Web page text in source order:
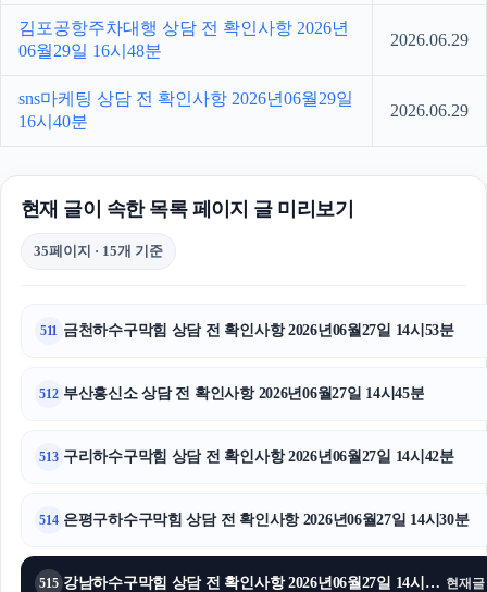
김포공항주차대행 상담 전 확인사항 2026년
06월29일 16시48분
2026.06.29
sns마케팅 상담 전 확인사항 2026년06월29일
16시40분
2026.06.29
현재 글이 속한 목록 페이지 글 미리보기
35페이지 · 15개 기준
511 금천하수구막힘 상담 전 확인사항 2026년06월27일 14시53분
512 부산흥신소 상담 전 확인사항 2026년06월27일 14시45분
513 구리하수구막힘 상담 전 확인사항 2026년06월27일 14시42분
514 은평구하수구막힘 상담 전 확인사항 2026년06월27일 14시30분
515 강남하수구막힘 상담 전 확인사항 2026년06월27일 14시23분 현재글